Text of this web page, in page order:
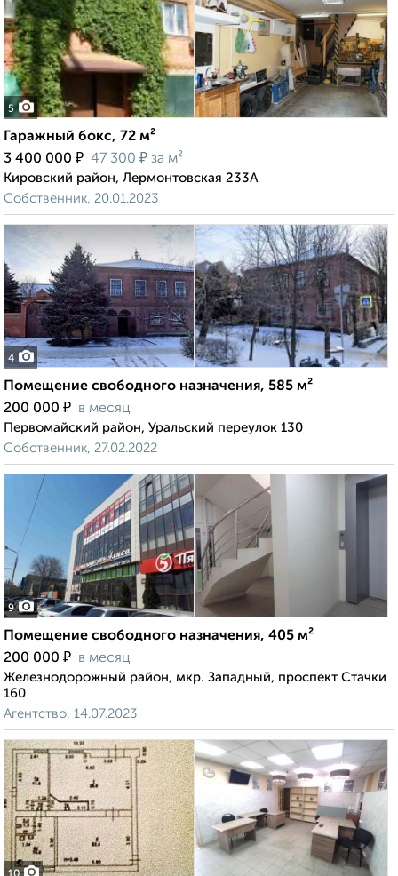
5
Гаражный бокс, 72 м²
3 400 000 ₽ 47 300 ₽ за м²
Кировский район, Лермонтовская 233А
Собственник, 20.01.2023
4
Помещение свободного назначения, 585 м²
200 000 ₽ в месяц
Первомайский район, Уральский переулок 130
Собственник, 27.02.2022
9
Помещение свободного назначения, 405 м²
200 000 ₽ в месяц
Железнодорожный район, мкр. Западный, проспект Стачки
160
Агентство, 14.07.2023